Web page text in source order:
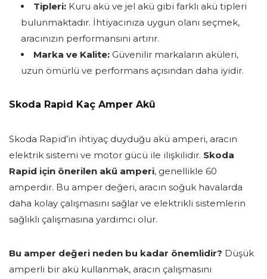
Tipleri: Kuru akü ve jel akü gibi farklı akü tipleri
bulunmaktadır. İhtiyacınıza uygun olanı seçmek,
aracınızın performansını artırır.
Marka ve Kalite: Güvenilir markaların aküleri,
uzun ömürlü ve performans açısından daha iyidir.
Skoda Rapid Kaç Amper Akü
Skoda Rapid’in ihtiyaç duyduğu akü amperi, aracın
elektrik sistemi ve motor gücü ile ilişkilidir. Skoda
Rapid için önerilen akü amperi, genellikle 60
amperdir. Bu amper değeri, aracın soğuk havalarda
daha kolay çalışmasını sağlar ve elektrikli sistemlerin
sağlıklı çalışmasına yardımcı olur.
Bu amper değeri neden bu kadar önemlidir? Düşük
amperli bir akü kullanmak, aracın çalışmasını